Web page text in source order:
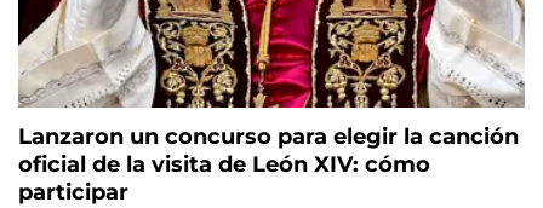
Lanzaron un concurso para elegir la canción
oficial de la visita de León XIV: cómo
participar